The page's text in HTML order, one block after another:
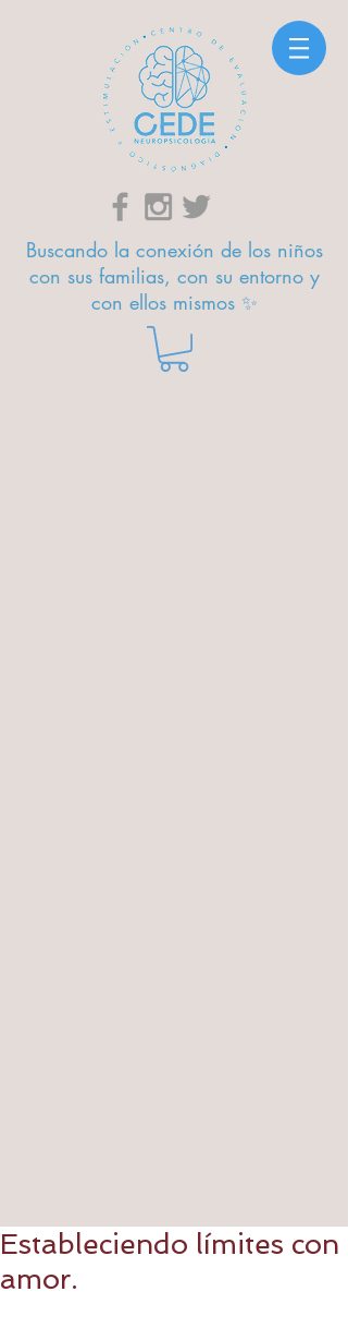
Buscando la conexión de los niños
con sus familias, con su entorno y
con ellos mismos ✨
Estableciendo límites con
amor.